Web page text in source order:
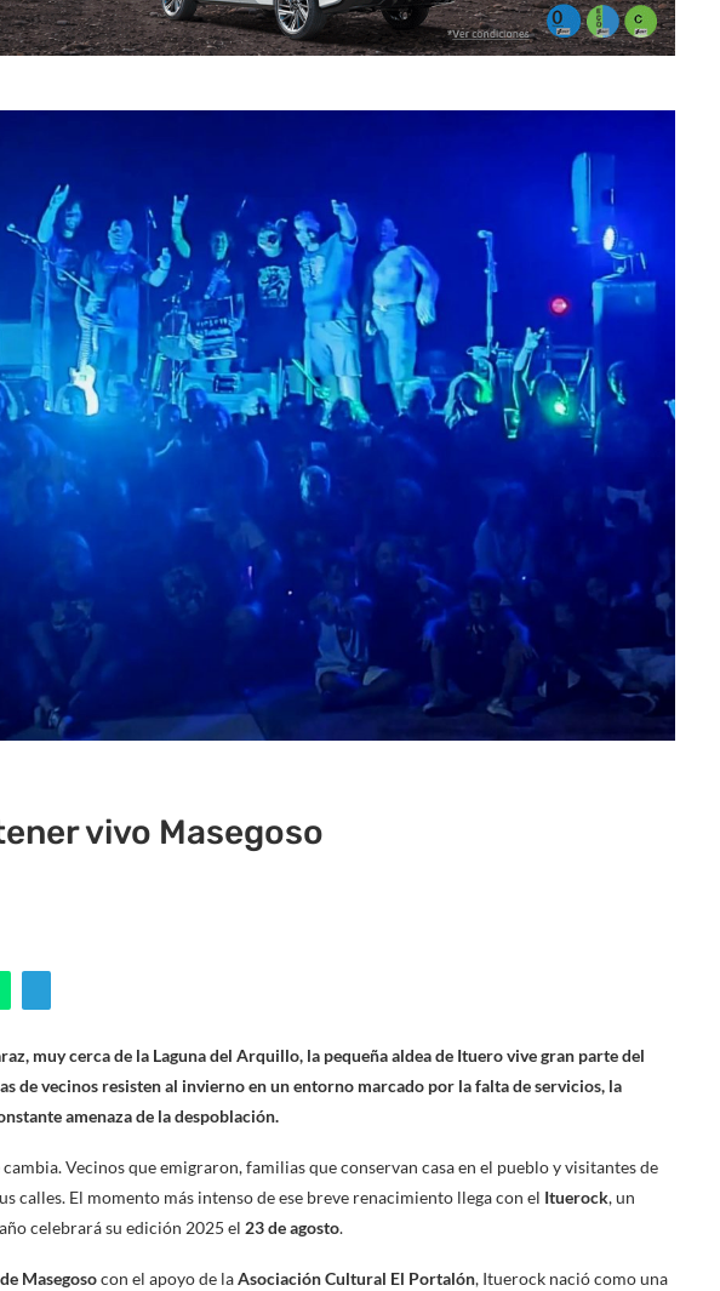
vivo Masegoso
muy cerca de la Laguna del Arquillo, la pequeña aldea de Ituero vive gran parte del
de vecinos resisten al invierno en un entorno marcado por la falta de servicios, la
amenaza de la despoblación.
Vecinos que emigraron, familias que conservan casa en el pueblo y visitantes de
calles. El momento más intenso de ese breve renacimiento llega con el Ituerock, un
celebrará su edición 2025 el 23 de agosto.
Masegosocon el apoyo de laAsociación Cultural El Portalón, Ituerock nació como una